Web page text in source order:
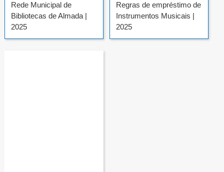
Rede Municipal de
Bibliotecas de Almada |
2025
Regras de empréstimo de
Instrumentos Musicais |
2025